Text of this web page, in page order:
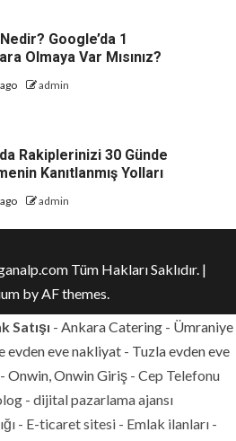
Google’da 1
Olmaya Var Mısınız?
admin
Rakiplerinizi 30 Günde
Kanıtlanmış Yolları
admin
Tüm Hakları Saklıdır. |
by AF themes.
Satışı - Ankara Catering- Ümraniye
evden eve nakliyat - Tuzla evden eve
Onwin, Onwin Giriş - Cep Telefonu
- dijital pazarlama ajansı
- E-ticaret sitesi - Emlak ilanları -